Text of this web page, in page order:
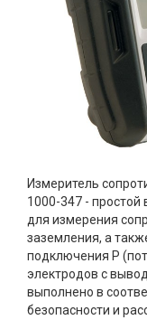
Измеритель
1000-347 - простой
для измерения
заземления, а
подключения Р
электродов с
выполнено в
безопасности и